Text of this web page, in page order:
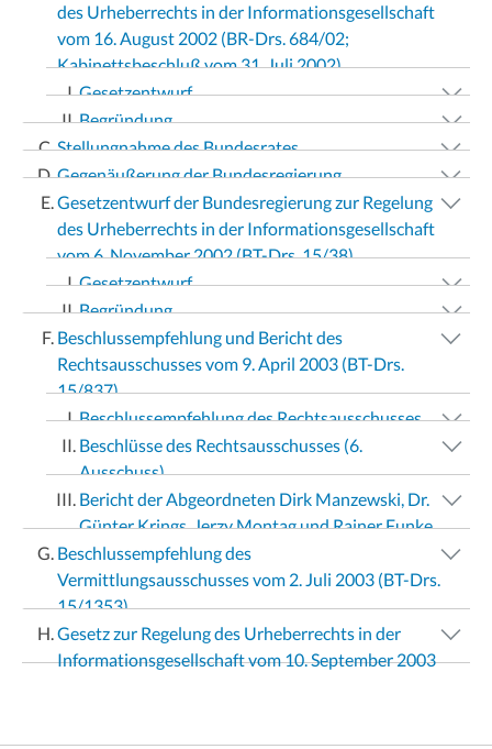
des Urheberrechts in der Informationsgesellschaft
vom 16. August 2002 (BR-Drs. 684/02;
Kabinettsbeschluß vom 31. Juli 2002)
Gesetzentwurf
Begründung
Stellungnahme des Bundesrates
Gegenäußerung der Bundesregierung
Gesetzentwurf der Bundesregierung zur Regelung
des Urheberrechts in der Informationsgesellschaft
vom 6. November 2002 (BT-Drs. 15/38)
Gesetzentwurf
Begründung
Beschlussempfehlung und Bericht des
Rechtsausschusses vom 9. April 2003 (BT-Drs.
15/837)
Beschlussempfehlung des Rechtsausschusses
Beschlüsse des Rechtsausschusses (6.
Ausschuss)
Bericht der Abgeordneten Dirk Manzewski, Dr.
Günter Krings, Jerzy Montag und Rainer Funke
Beschlussempfehlung des
Vermittlungsausschusses vom 2. Juli 2003 (BT-Drs.
15/1353)
Gesetz zur Regelung des Urheberrechts in der
Informationsgesellschaft vom 10. September 2003